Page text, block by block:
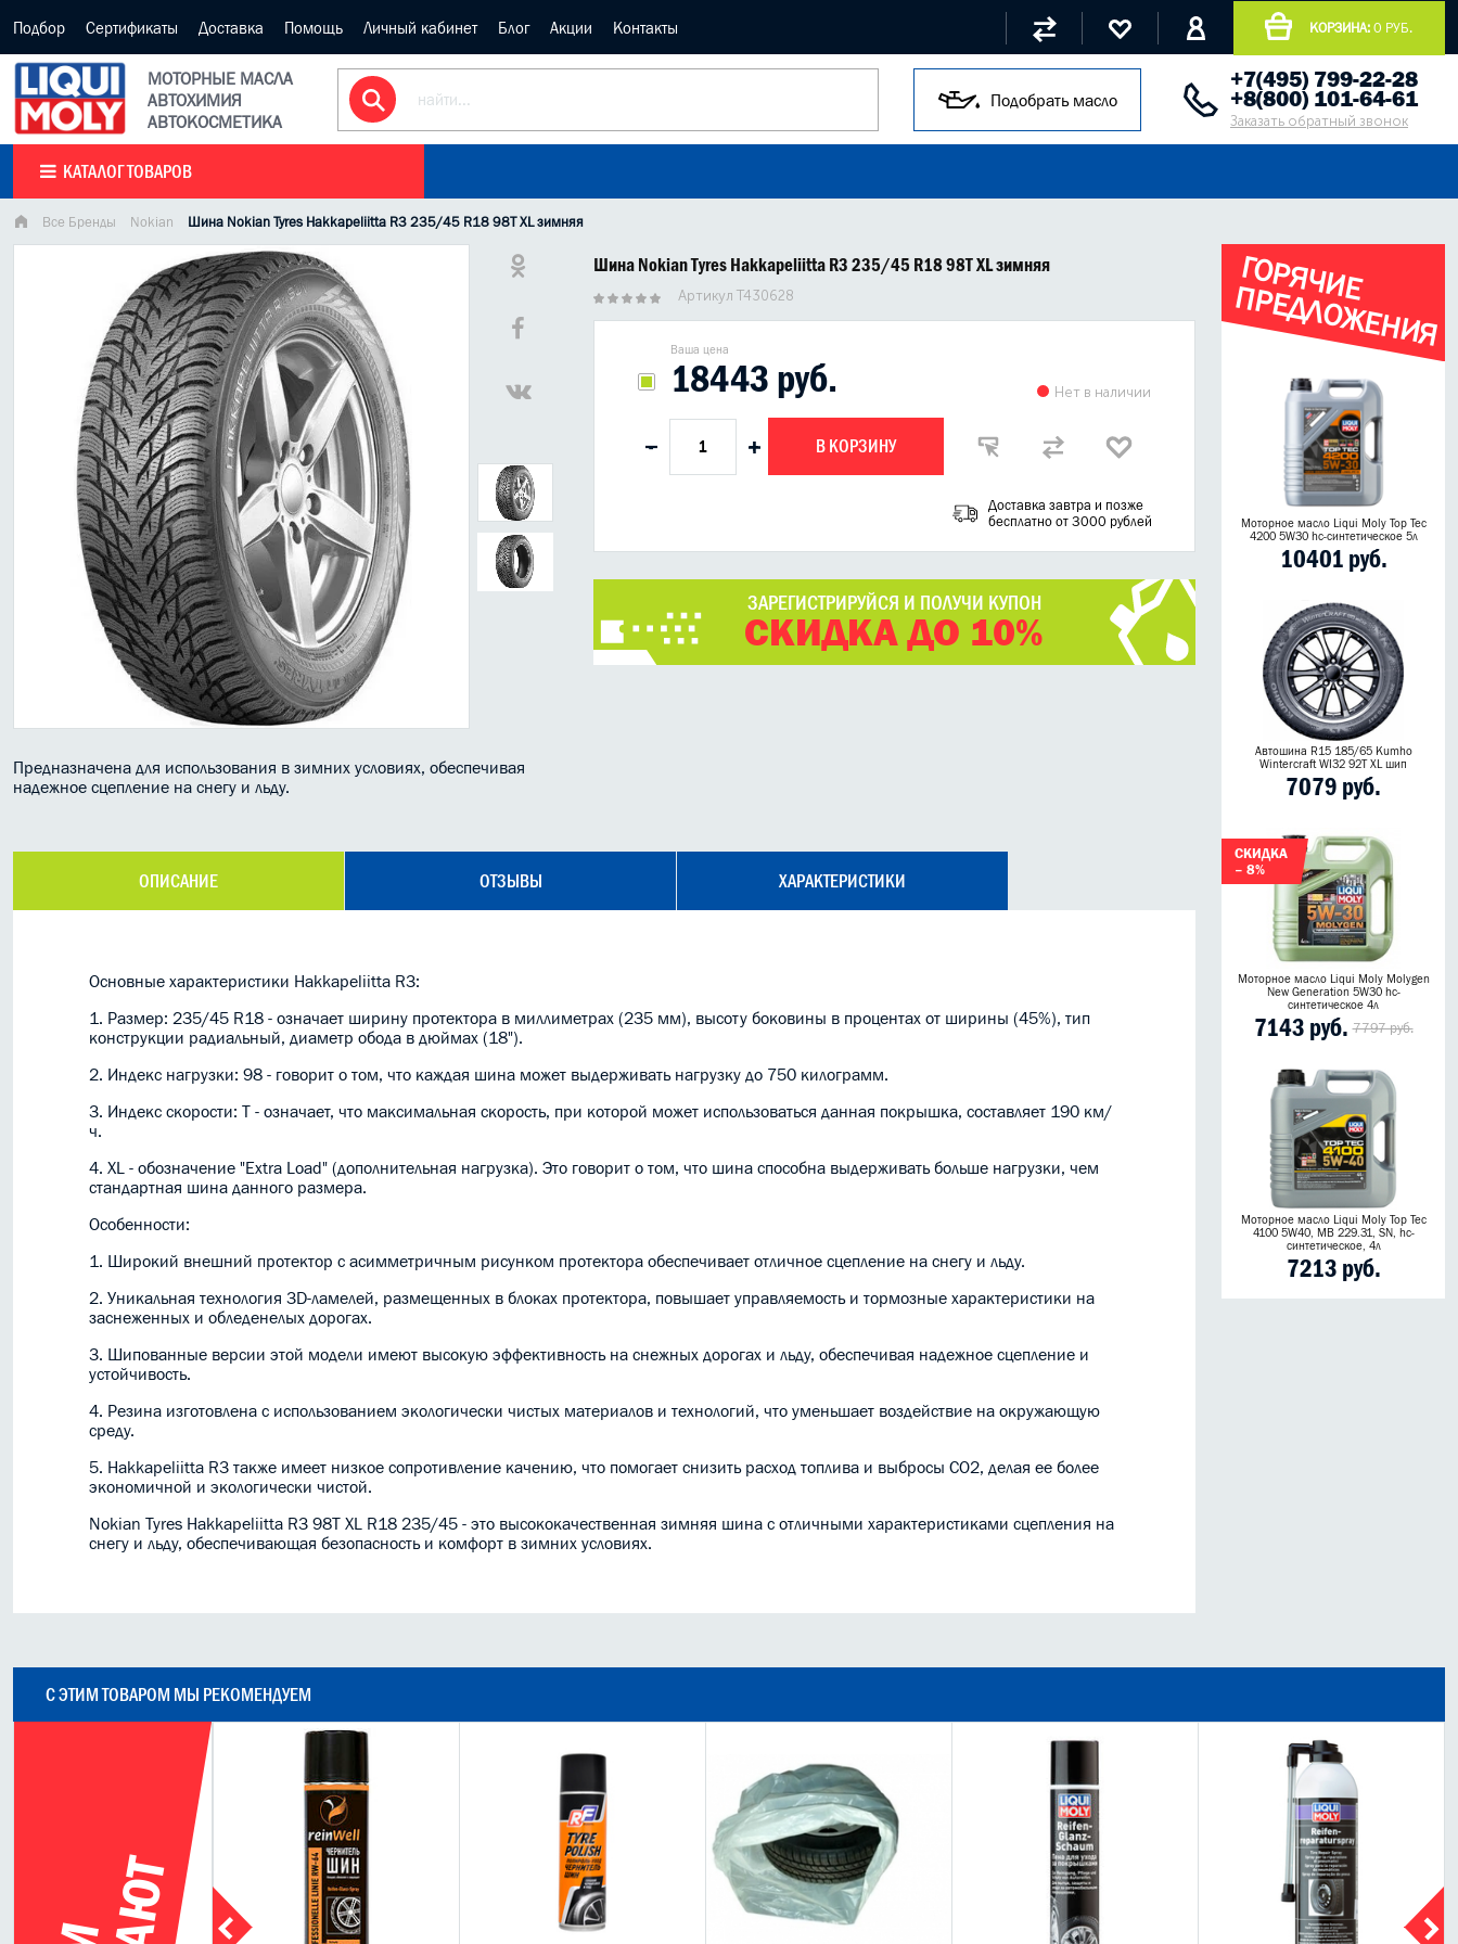
Подбор Сертификаты Доставка Помощь Личный кабинет Блог Акции Контакты КОРЗИНА: 0 РУБ.
МОТОРНЫЕ МАСЛА
АВТОХИМИЯ
АВТОКОСМЕТИКА
Подобрать масло
+7(495) 799-22-28
+8(800) 101-64-61
Заказать обратный звонок
КАТАЛОГ ТОВАРОВ
Все Бренды Nokian Шина Nokian Tyres Hakkapeliitta R3 235/45 R18 98T XL зимняя
Предназначена для использования в зимних условиях, обеспечивая
надежное сцепление на снегу и льду.
Шина Nokian Tyres Hakkapeliitta R3 235/45 R18 98T XL зимняя
Артикул T430628
Ваша цена
18443 руб. Нет в наличии
- + В КОРЗИНУ
Доставка завтра и позже
бесплатно от 3000 рублей
ЗАРЕГИСТРИРУЙСЯ И ПОЛУЧИ КУПОН
СКИДКА ДО 10%
ОПИСАНИЕ ОТЗЫВЫ ХАРАКТЕРИСТИКИ
Основные характеристики Hakkapeliitta R3:
1. Размер: 235/45 R18 - означает ширину протектора в миллиметрах (235 мм), высоту боковины в процентах от ширины (45%), тип
конструкции радиальный, диаметр обода в дюймах (18").
2. Индекс нагрузки: 98 - говорит о том, что каждая шина может выдерживать нагрузку до 750 килограмм.
3. Индекс скорости: T - означает, что максимальная скорость, при которой может использоваться данная покрышка, составляет 190 км/
ч.
4. XL - обозначение "Extra Load" (дополнительная нагрузка). Это говорит о том, что шина способна выдерживать больше нагрузки, чем
стандартная шина данного размера.
Особенности:
1. Широкий внешний протектор с асимметричным рисунком протектора обеспечивает отличное сцепление на снегу и льду.
2. Уникальная технология 3D-ламелей, размещенных в блоках протектора, повышает управляемость и тормозные характеристики на
заснеженных и обледенелых дорогах.
3. Шипованные версии этой модели имеют высокую эффективность на снежных дорогах и льду, обеспечивая надежное сцепление и
устойчивость.
4. Резина изготовлена с использованием экологически чистых материалов и технологий, что уменьшает воздействие на окружающую
среду.
5. Hakkapeliitta R3 также имеет низкое сопротивление качению, что помогает снизить расход топлива и выбросы CO2, делая ее более
экономичной и экологически чистой.
Nokian Tyres Hakkapeliitta R3 98T XL R18 235/45 - это высококачественная зимняя шина с отличными характеристиками сцепления на
снегу и льду, обеспечивающая безопасность и комфорт в зимних условиях.
Г
О
Р
Я
Ч
И
Е
П
Р
Е
Д
Л
О
Ж
Е
Н
И
Я
Моторное масло Liqui Moly Top Tec
4200 5W30 hc-синтетическое 5л
10401 руб.
Автошина R15 185/65 Kumho
Wintercraft WI32 92T XL шип
7079 руб.
СКИДКА
– 8%
Моторное масло Liqui Moly Molygen
New Generation 5W30 hc-
синтетическое 4л
7143 руб. 7797 руб.
Моторное масло Liqui Moly Top Tec
4100 5W40, MB 229.31, SN, hc-
синтетическое, 4л
7213 руб.
С ЭТИМ ТОВАРОМ МЫ РЕКОМЕНДУЕМ